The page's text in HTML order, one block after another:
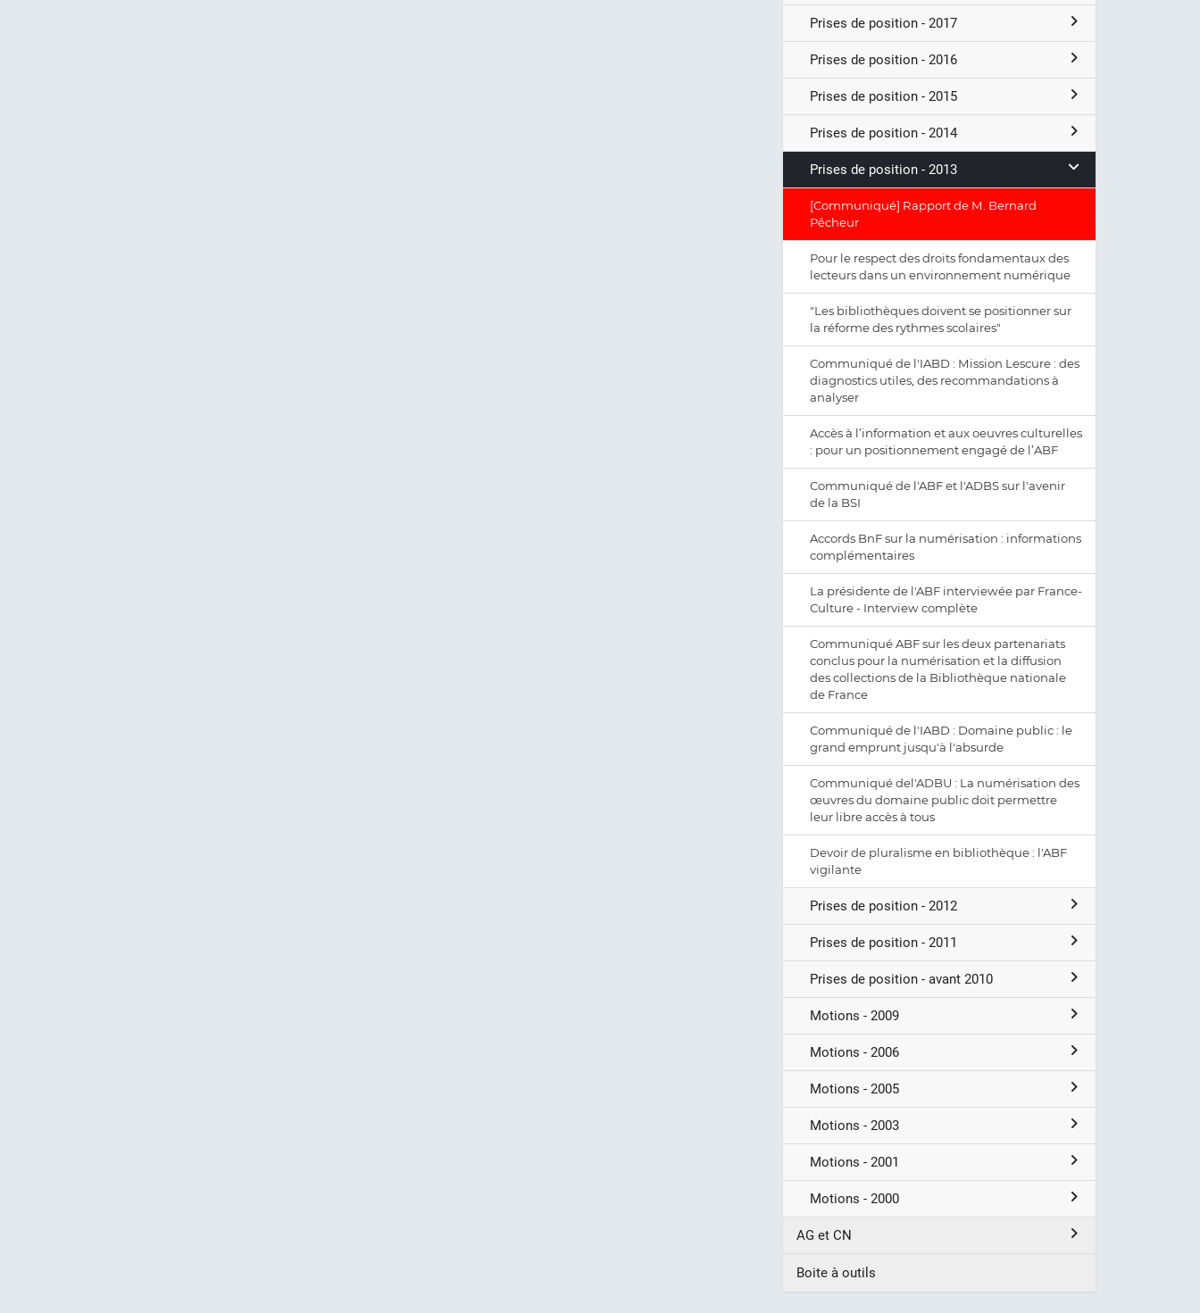
Prises de position - 2017
Prises de position - 2016
Prises de position - 2015
Prises de position - 2014
Prises de position - 2013
[Communiqué] Rapport de M. Bernard
Pêcheur
Pour le respect des droits fondamentaux des
lecteurs dans un environnement numérique
"Les bibliothèques doivent se positionner sur
la réforme des rythmes scolaires"
Communiqué de l'IABD : Mission Lescure : des
diagnostics utiles, des recommandations à
analyser
Accès à l’information et aux oeuvres culturelles
: pour un positionnement engagé de l’ABF
Communiqué de l'ABF et l'ADBS sur l'avenir
de la BSI
Accords BnF sur la numérisation : informations
complémentaires
La présidente de l'ABF interviewée par France-
Culture - Interview complète
Communiqué ABF sur les deux partenariats
conclus pour la numérisation et la diffusion
des collections de la Bibliothèque nationale
de France
Communiqué de l'IABD : Domaine public : le
grand emprunt jusqu'à l'absurde
Communiqué del'ADBU : La numérisation des
œuvres du domaine public doit permettre
leur libre accès à tous
Devoir de pluralisme en bibliothèque : l'ABF
vigilante
Prises de position - 2012
Prises de position - 2011
Prises de position - avant 2010
Motions - 2009
Motions - 2006
Motions - 2005
Motions - 2003
Motions - 2001
Motions - 2000
AG et CN
Boite à outils